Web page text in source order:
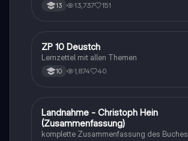
13 13,737 151
Deutsch
ZP 10 Deustch
Lernzettel mit allen Themen
10 1,874 40
Deutsch
Landnahme - Christoph Hein
(Zusammenfassung)
komplette Zusammenfassung des Buches